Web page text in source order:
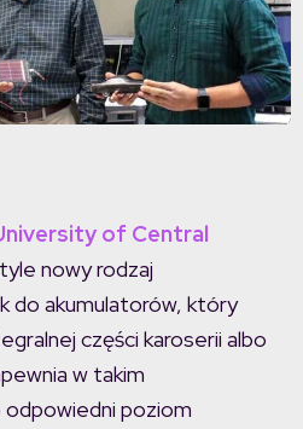
of Central
nowy rodzaj
do akumulatorów, który
części karoserii albo
w takim
poziom